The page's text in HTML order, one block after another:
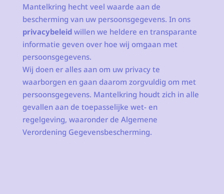
Mantelkring hecht veel waarde aan de
bescherming van uw persoonsgegevens. In ons
privacybeleidwillen we heldere en transparante
informatie geven over hoe wij omgaan met
persoonsgegevens.
Wij doen er alles aan om uw privacy te
waarborgen en gaan daarom zorgvuldig om met
persoonsgegevens. Mantelkring houdt zich in alle
gevallen aan de toepasselijke wet- en
regelgeving, waaronder de Algemene
Verordening Gegevensbescherming.